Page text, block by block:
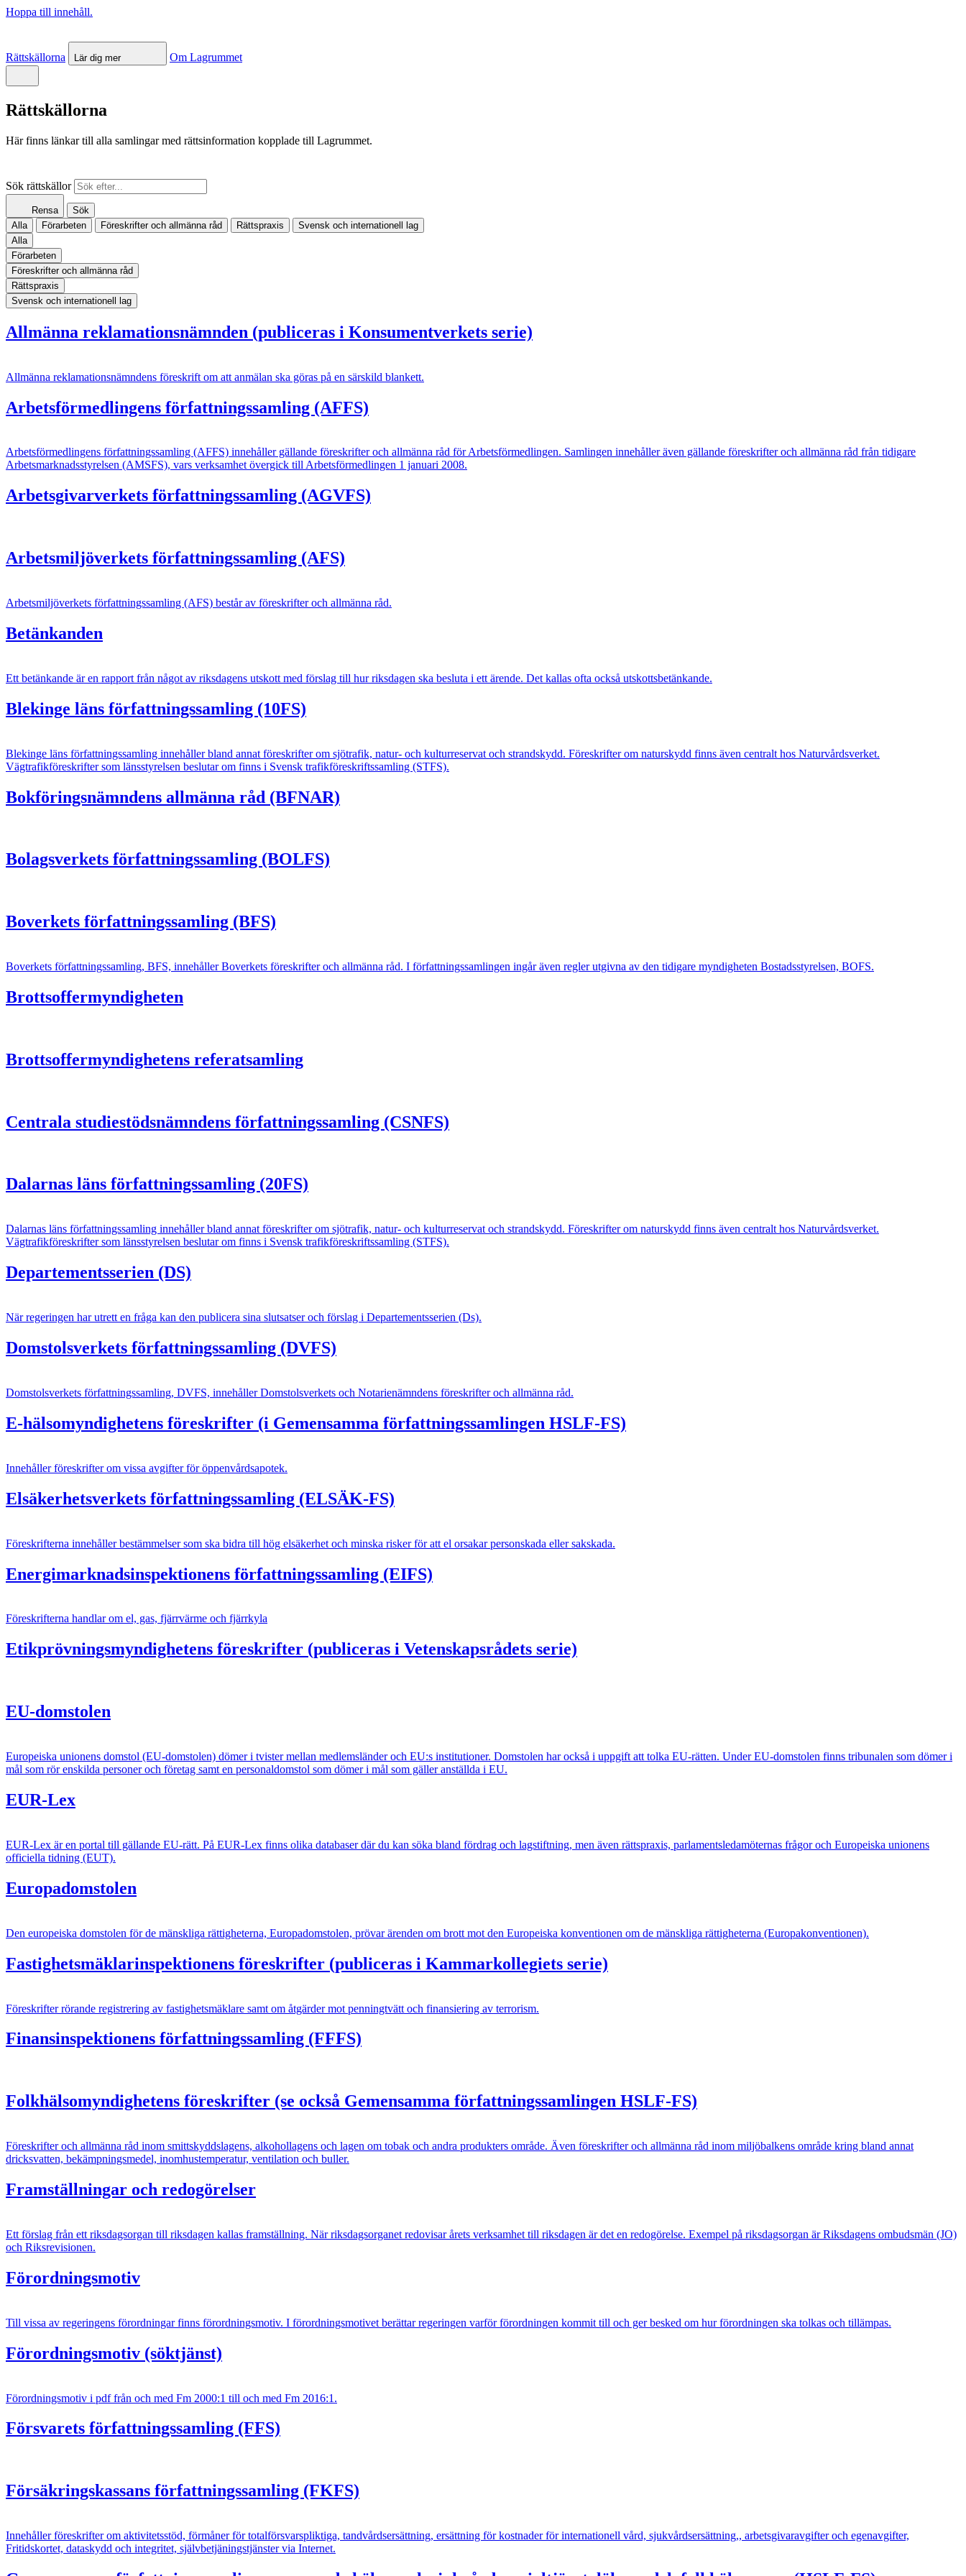
Hoppa till innehåll.
Rättskällorna Lär dig mer Om Lagrummet
Rättskällorna
Här finns länkar till alla samlingar med rättsinformation kopplade till Lagrummet.
Sök rättskällor
Rensa
Sök
Alla
Förarbeten Föreskrifter och allmänna råd Rättspraxis
Svensk och internationell lag
Alla
Förarbeten
Föreskrifter och allmänna råd
Rättspraxis
Svensk och internationell lag
Allmänna reklamationsnämnden (publiceras i Konsumentverkets serie)
Allmänna reklamationsnämndens föreskrift om att anmälan ska göras på en särskild blankett.
Arbetsförmedlingens författningssamling (AFFS)
Arbetsförmedlingens författningssamling (AFFS) innehåller gällande föreskrifter och allmänna råd för Arbetsförmedlingen. Samlingen innehåller även gällande föreskrifter och allmänna råd från tidigare
Arbetsmarknadsstyrelsen (AMSFS), vars verksamhet övergick till Arbetsförmedlingen 1 januari 2008.
Arbetsgivarverkets författningssamling (AGVFS)
Arbetsmiljöverkets författningssamling (AFS)
Arbetsmiljöverkets författningssamling (AFS) består av föreskrifter och allmänna råd.
Betänkanden
Ett betänkande är en rapport från något av riksdagens utskott med förslag till hur riksdagen ska besluta i ett ärende. Det kallas ofta också utskottsbetänkande.
Blekinge läns författningssamling (10FS)
Blekinge läns författningssamling innehåller bland annat föreskrifter om sjötrafik, natur- och kulturreservat och strandskydd. Föreskrifter om naturskydd finns även centralt hos Naturvårdsverket.
Vägtrafikföreskrifter som länsstyrelsen beslutar om finns i Svensk trafikföreskriftssamling (STFS).
Bokföringsnämndens allmänna råd (BFNAR)
Bolagsverkets författningssamling (BOLFS)
Boverkets författningssamling (BFS)
Boverkets författningssamling, BFS, innehåller Boverkets föreskrifter och allmänna råd. I författningssamlingen ingår även regler utgivna av den tidigare myndigheten Bostadsstyrelsen, BOFS.
Brottsoffermyndigheten
Brottsoffermyndighetens referatsamling
Centrala studiestödsnämndens författningssamling (CSNFS)
Dalarnas läns författningssamling (20FS)
Dalarnas läns författningssamling innehåller bland annat föreskrifter om sjötrafik, natur- och kulturreservat och strandskydd. Föreskrifter om naturskydd finns även centralt hos Naturvårdsverket.
Vägtrafikföreskrifter som länsstyrelsen beslutar om finns i Svensk trafikföreskriftssamling (STFS).
Departementsserien (DS)
När regeringen har utrett en fråga kan den publicera sina slutsatser och förslag i Departementsserien (Ds).
Domstolsverkets författningssamling (DVFS)
Domstolsverkets författningssamling, DVFS, innehåller Domstolsverkets och Notarienämndens föreskrifter och allmänna råd.
E-hälsomyndighetens föreskrifter (i Gemensamma författningssamlingen HSLF-FS)
Innehåller föreskrifter om vissa avgifter för öppenvårdsapotek.
Elsäkerhetsverkets författningssamling (ELSÄK-FS)
Föreskrifterna innehåller bestämmelser som ska bidra till hög elsäkerhet och minska risker för att el orsakar personskada eller sakskada.
Energimarknadsinspektionens författningssamling (EIFS)
Föreskrifterna handlar om el, gas, fjärrvärme och fjärrkyla
Etikprövningsmyndighetens föreskrifter (publiceras i Vetenskapsrådets serie)
EU-domstolen
Europeiska unionens domstol (EU-domstolen) dömer i tvister mellan medlemsländer och EU:s institutioner. Domstolen har också i uppgift att tolka EU-rätten. Under EU-domstolen finns tribunalen som dömer i
mål som rör enskilda personer och företag samt en personaldomstol som dömer i mål som gäller anställda i EU.
EUR-Lex
EUR-Lex är en portal till gällande EU-rätt. På EUR-Lex finns olika databaser där du kan söka bland fördrag och lagstiftning, men även rättspraxis, parlamentsledamöternas frågor och Europeiska unionens
officiella tidning (EUT).
Europadomstolen
Den europeiska domstolen för de mänskliga rättigheterna, Europadomstolen, prövar ärenden om brott mot den Europeiska konventionen om de mänskliga rättigheterna (Europakonventionen).
Fastighetsmäklarinspektionens föreskrifter (publiceras i Kammarkollegiets serie)
Föreskrifter rörande registrering av fastighetsmäklare samt om åtgärder mot penningtvätt och finansiering av terrorism.
Finansinspektionens författningssamling (FFFS)
Folkhälsomyndighetens föreskrifter (se också Gemensamma författningssamlingen HSLF-FS)
Föreskrifter och allmänna råd inom smittskyddslagens, alkohollagens och lagen om tobak och andra produkters område. Även föreskrifter och allmänna råd inom miljöbalkens område kring bland annat
dricksvatten, bekämpningsmedel, inomhustemperatur, ventilation och buller.
Framställningar och redogörelser
Ett förslag från ett riksdagsorgan till riksdagen kallas framställning. När riksdagsorganet redovisar årets verksamhet till riksdagen är det en redogörelse. Exempel på riksdagsorgan är Riksdagens ombudsmän (JO)
och Riksrevisionen.
Förordningsmotiv
Till vissa av regeringens förordningar finns förordningsmotiv. I förordningsmotivet berättar regeringen varför förordningen kommit till och ger besked om hur förordningen ska tolkas och tillämpas.
Förordningsmotiv (söktjänst)
Förordningsmotiv i pdf från och med Fm 2000:1 till och med Fm 2016:1.
Försvarets författningssamling (FFS)
Försäkringskassans författningssamling (FKFS)
Innehåller föreskrifter om aktivitetsstöd, förmåner för totalförsvarspliktiga, tandvårdsersättning, ersättning för kostnader för internationell vård, sjukvårdsersättning,, arbetsgivaravgifter och egenavgifter,
Fritidskortet, dataskydd och integritet, självbetjäningstjänster via Internet.